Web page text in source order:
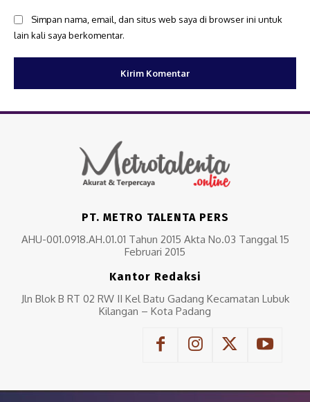
Simpan nama, email, dan situs web saya di browser ini untuk
lain kali saya berkomentar.
PT. METRO TALENTA PERS
AHU-001.0918.AH.01.01 Tahun 2015 Akta No.03 Tanggal 15
Februari 2015
Kantor Redaksi
Jln Blok B RT 02 RW II Kel Batu Gadang Kecamatan Lubuk
Kilangan – Kota Padang